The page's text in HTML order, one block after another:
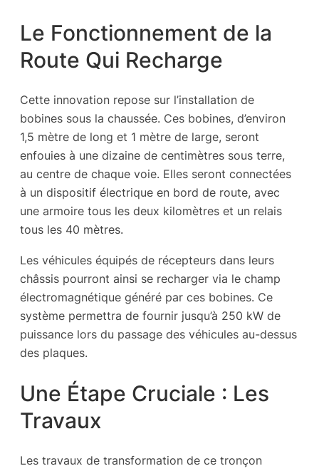
Le Fonctionnement de la
Route Qui Recharge
Cette innovation repose sur l’installation de
bobines sous la chaussée. Ces bobines, d’environ
1,5 mètre de long et 1 mètre de large, seront
enfouies à une dizaine de centimètres sous terre,
au centre de chaque voie. Elles seront connectées
à un dispositif électrique en bord de route, avec
une armoire tous les deux kilomètres et un relais
tous les 40 mètres.
Les véhicules équipés de récepteurs dans leurs
châssis pourront ainsi se recharger via le champ
électromagnétique généré par ces bobines. Ce
système permettra de fournir jusqu’à 250 kW de
puissance lors du passage des véhicules au-dessus
des plaques.
Une Étape Cruciale : Les
Travaux
Les travaux de transformation de ce tronçon